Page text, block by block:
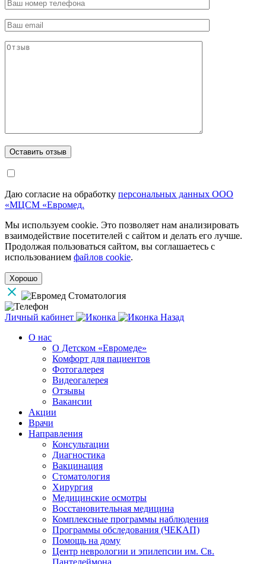
Даю согласие на обработку персональных данных ООО
«МЦСМ «Евромед.
Мы используем cookie. Это позволяет нам анализировать
взаимодействие посетителей с сайтом и делать его лучше.
Продолжая пользоваться сайтом, вы соглашаетесь с
использованием файлов cookie.
Хорошо
Личный кабинет
Назад
О нас
О Детском «Евромеде»
Комфорт для пациентов
Фотогалерея
Видеогалерея
Отзывы
Вакансии
Акции
Врачи
Направления
Консультации
Диагностика
Вакцинация
Стоматология
Хирургия
Медицинские осмотры
Восстановительная медицина
Комплексные программы наблюдения
Программы обследования (ЧЕКАП)
Помощь на дому
Центр неврологии и эпилепсии им. Св.